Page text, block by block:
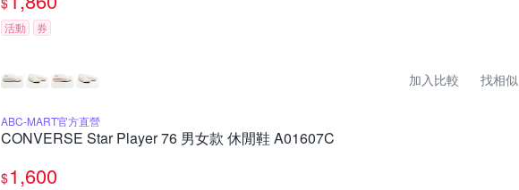
活動 券
加入比較 找相似
ABC-MART官方直營
CONVERSE Star Player 76 男女款 休閒鞋 A01607C
$1,600